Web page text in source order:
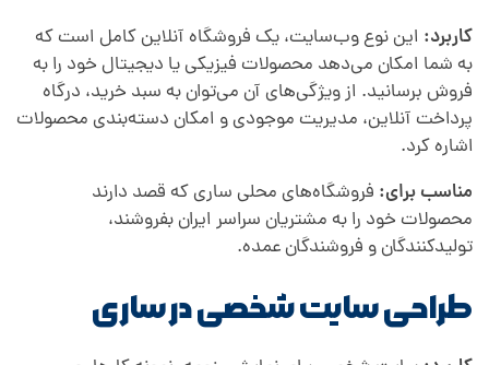
کاربرد: این نوع وب‌سایت، یک فروشگاه آنلاین کامل است که
به شما امکان می‌دهد محصولات فیزیکی یا دیجیتال خود را به
فروش برسانید. از ویژگی‌های آن می‌توان به سبد خرید، درگاه
پرداخت آنلاین، مدیریت موجودی و امکان دسته‌بندی محصولات
اشاره کرد.
مناسب برای: فروشگاه‌های محلی ساری که قصد دارند
محصولات خود را به مشتریان سراسر ایران بفروشند،
تولیدکنندگان و فروشندگان عمده.
طراحی سایت شخصی در ساری